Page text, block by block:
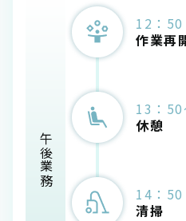
午後業務
12：50
作業再
13：
休憩
14：50
清掃